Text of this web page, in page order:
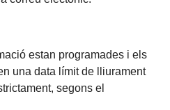
estan programades i els
una data límit de lliurament
segons el